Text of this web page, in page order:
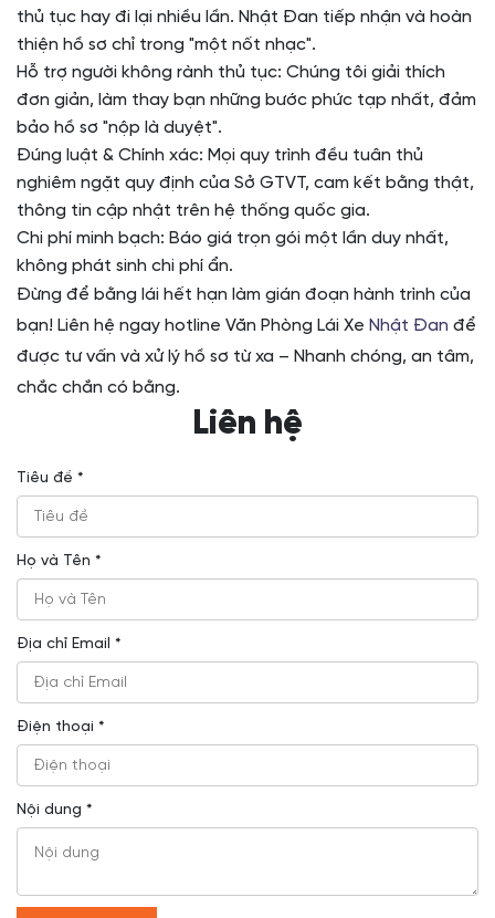
thủ tục hay đi lại nhiều lần. Nhật Đan tiếp nhận và hoàn
thiện hồ sơ chỉ trong "một nốt nhạc".
Hỗ trợ người không rành thủ tục: Chúng tôi giải thích
đơn giản, làm thay bạn những bước phức tạp nhất, đảm
bảo hồ sơ "nộp là duyệt".
Đúng luật & Chính xác: Mọi quy trình đều tuân thủ
nghiêm ngặt quy định của Sở GTVT, cam kết bằng thật,
thông tin cập nhật trên hệ thống quốc gia.
Chi phí minh bạch: Báo giá trọn gói một lần duy nhất,
không phát sinh chi phí ẩn.
Đừng để bằng lái hết hạn làm gián đoạn hành trình của
bạn! Liên hệ ngay hotline Văn Phòng Lái Xe Nhật Đan để
được tư vấn và xử lý hồ sơ từ xa – Nhanh chóng, an tâm,
chắc chắn có bằng.
Liên hệ
Tiêu đề *
Họ và Tên *
Địa chỉ Email *
Điện thoại *
Nội dung *